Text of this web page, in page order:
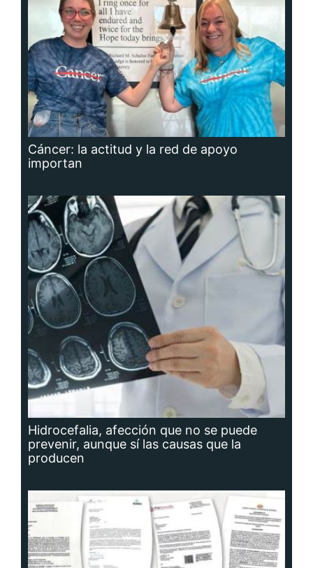
Cáncer: la actitud y la red de apoyo
importan
Hidrocefalia, afección que no se puede
prevenir, aunque sí las causas que la
producen